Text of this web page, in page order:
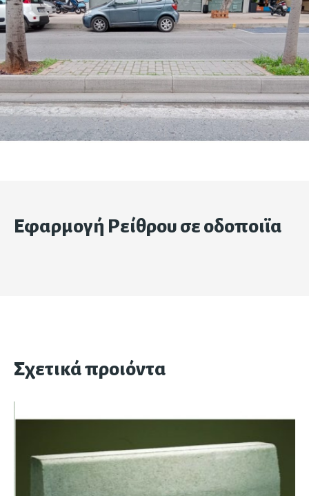
Εφαρμογή Ρείθρου σε οδοποιϊα
Σχετικά προιόντα